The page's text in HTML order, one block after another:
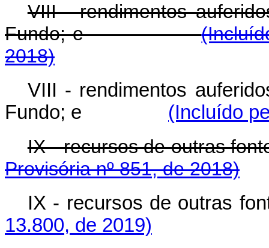
VIII - rendimentos
Fundo; e
2018)
VIII - rendimentos
Fundo; e
(Incluído
IX - recursos de
Provisória nº 851, de 2018)
IX - recursos de outras
13.800, de 2019)